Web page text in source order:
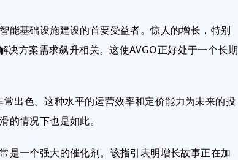
能基础设施建设的首要受益者。惊人的增长，特别
决方案需求飙升相关。这使AVGO正好处于一个长期
出色。这种水平的运营效率和定价能力为未来的投
的情况下也是如此。
是一个强大的催化剂。该指引表明增长故事正在加